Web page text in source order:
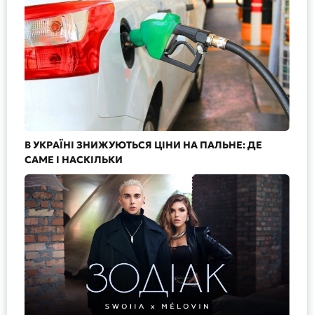
В УКРАЇНІ ЗНИЖУЮТЬСЯ ЦІНИ НА ПАЛЬНЕ: ДЕ
САМЕ І НАСКІЛЬКИ